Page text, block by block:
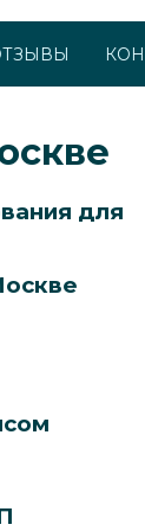
для